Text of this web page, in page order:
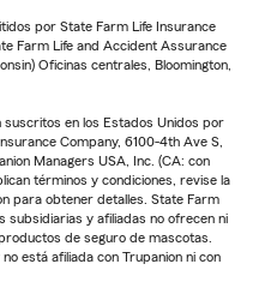
por State Farm Life Insurance
Farm Life and Accident Assurance
Oficinas centrales, Bloomington,
suscritos en los Estados Unidos por
Company, 6100-4th Ave S,
Managers USA, Inc. (CA: con
términos y condiciones, revise la
para obtener detalles. State Farm
subsidiarias y afiliadas no ofrecen ni
de seguro de mascotas.
está afiliada con Trupanion ni con